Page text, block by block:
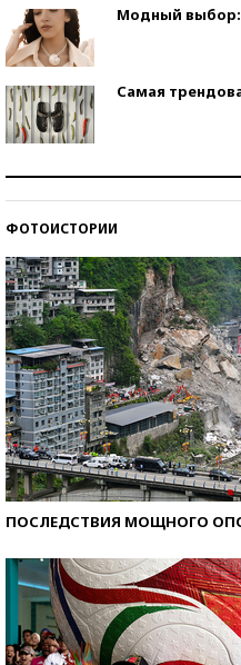
Модный выбор:
Самая
ФОТОИСТОРИИ
ПОСЛЕДСТВИЯ МОЩНОГО